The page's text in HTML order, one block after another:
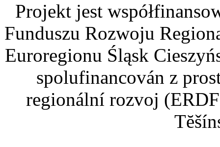
Projekt jest
Funduszu Rozwoju
Euroregionu Śląsk
spolufinancován z
regionální rozvoj